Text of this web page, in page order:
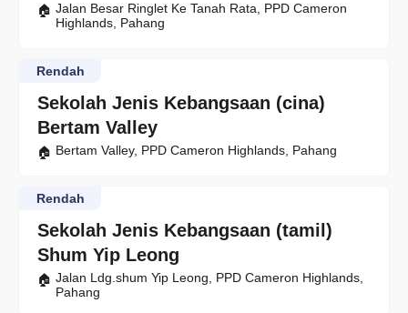
Jalan Besar Ringlet Ke Tanah Rata, PPD Cameron
Highlands, Pahang
Sekolah Jenis Kebangsaan (cina)
Bertam Valley
Rendah
Bertam Valley, PPD Cameron Highlands, Pahang
Sekolah Jenis Kebangsaan (tamil)
Shum Yip Leong
Rendah
Jalan Ldg.shum Yip Leong, PPD Cameron Highlands,
Pahang